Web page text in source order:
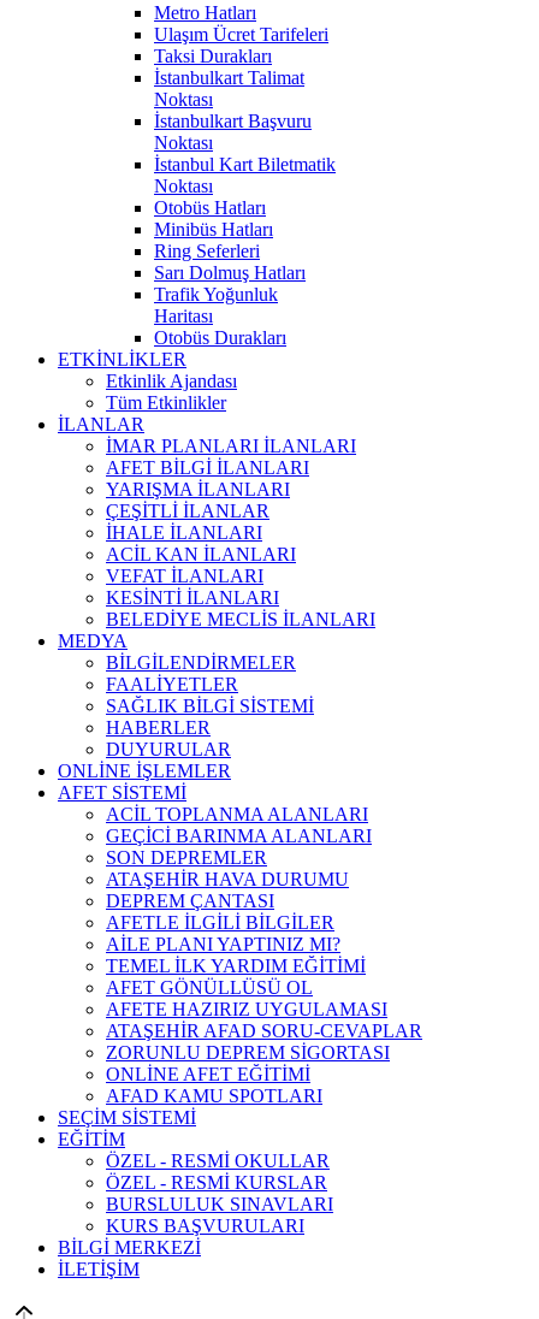
Metro Hatları
Ulaşım Ücret Tarifeleri
Taksi Durakları
İstanbulkart Talimat
Noktası
İstanbulkart Başvuru
Noktası
İstanbul Kart Biletmatik
Noktası
Otobüs Hatları
Minibüs Hatları
Ring Seferleri
Sarı Dolmuş Hatları
Trafik Yoğunluk
Haritası
Otobüs Durakları
ETKİNLİKLER
Etkinlik Ajandası
Tüm Etkinlikler
İLANLAR
İMAR PLANLARI İLANLARI
AFET BİLGİ İLANLARI
YARIŞMA İLANLARI
ÇEŞİTLİ İLANLAR
İHALE İLANLARI
ACİL KAN İLANLARI
VEFAT İLANLARI
KESİNTİ İLANLARI
BELEDİYE MECLİS İLANLARI
MEDYA
BİLGİLENDİRMELER
FAALİYETLER
SAĞLIK BİLGİ SİSTEMİ
HABERLER
DUYURULAR
ONLİNE İŞLEMLER
AFET SİSTEMİ
ACİL TOPLANMA ALANLARI
GEÇİCİ BARINMA ALANLARI
SON DEPREMLER
ATAŞEHİR HAVA DURUMU
DEPREM ÇANTASI
AFETLE İLGİLİ BİLGİLER
AİLE PLANI YAPTINIZ MI?
TEMEL İLK YARDIM EĞİTİMİ
AFET GÖNÜLLÜSÜ OL
AFETE HAZIRIZ UYGULAMASI
ATAŞEHİR AFAD SORU-CEVAPLAR
ZORUNLU DEPREM SİGORTASI
ONLİNE AFET EĞİTİMİ
AFAD KAMU SPOTLARI
SEÇİM SİSTEMİ
EĞİTİM
ÖZEL - RESMİ OKULLAR
ÖZEL - RESMİ KURSLAR
BURSLULUK SINAVLARI
KURS BAŞVURULARI
BİLGİ MERKEZİ
İLETİŞİM